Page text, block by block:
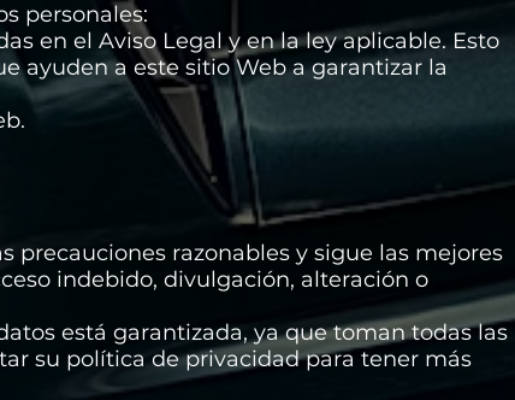
personales:
en el Aviso Legal y en la ley aplicable. Esto
ayuden a este sitio Web a garantizar la
precauciones razonables y sigue las mejores
indebido, divulgación, alteración o
está garantizada, ya que toman todas las
su política de privacidad para tener más